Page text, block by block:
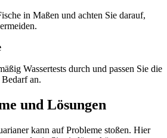
in Maßen und achten Sie darauf,
Wassertests durch und passen Sie die
an.
und Lösungen